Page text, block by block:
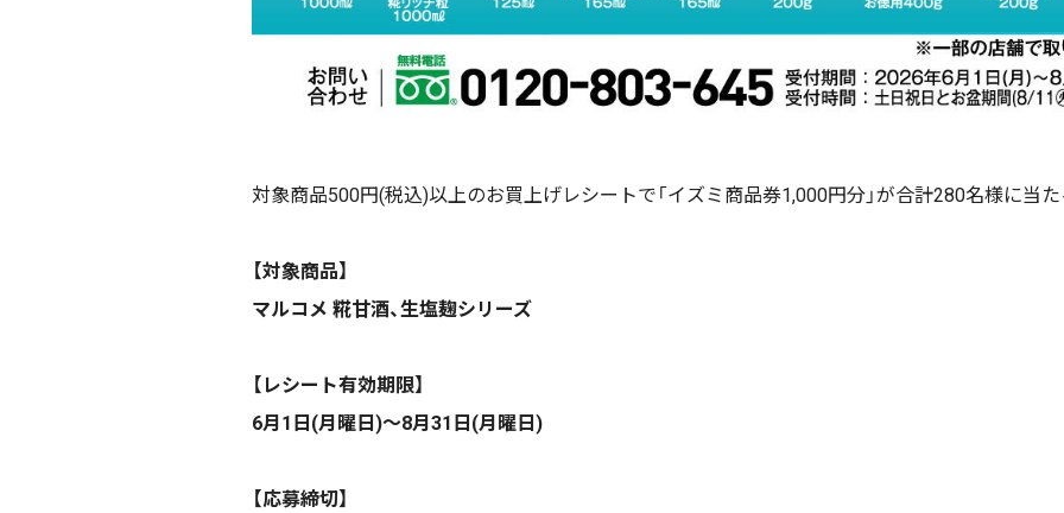
対象商品500円(税込)以上のお買上げレシートで「イズミ商品券1,000円分」が合計280名様に当た
【対象商品】
マルコメ 糀甘酒、生塩麹シリーズ
【レシート有効期限】
6月1日(月曜日)～8月31日(月曜日)
【応募締切】